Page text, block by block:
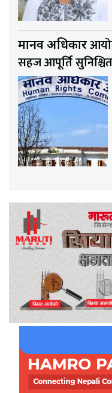
मानव अधिकार
सहज आपूर्ति